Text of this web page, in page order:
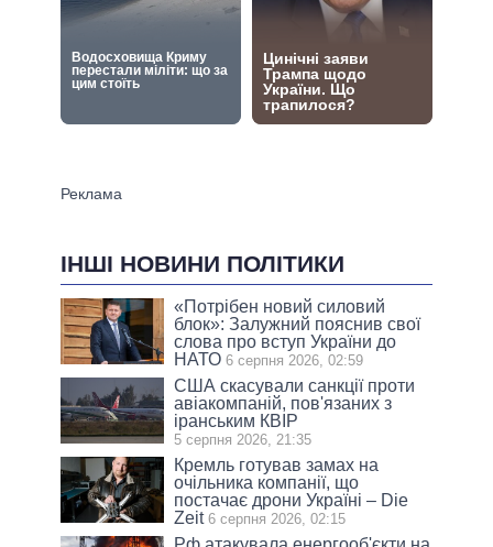
ІНШІ НОВИНИ ПОЛІТИКИ
«Потрібен новий силовий
блок»: Залужний пояснив свої
слова про вступ України до
НАТО 6 серпня 2026, 02:59
США скасували санкції проти
авіакомпаній, пов'язаних з
іранським КВІР
5 серпня 2026, 21:35
Кремль готував замах на
очільника компанії, що
постачає дрони Україні – Die
Zeit 6 серпня 2026, 02:15